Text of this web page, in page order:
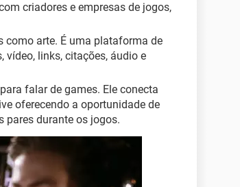
criadores e empresas de jogos,
como arte. É uma plataforma de
vídeo, links, citações, áudio e
falar de games. Ele conecta
oferecendo a oportunidade de
pares durante os jogos.